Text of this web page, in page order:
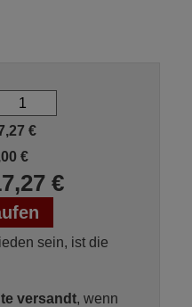
€
€
€
sein, ist die
versandt, wenn